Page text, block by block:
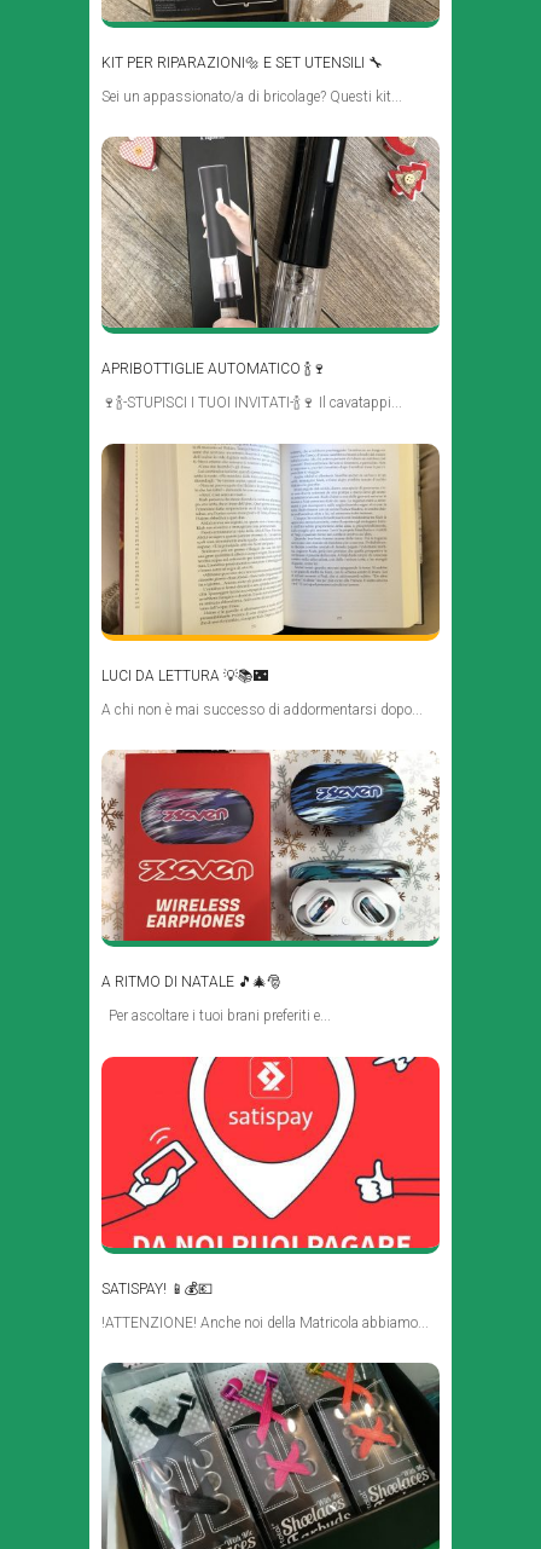
KIT PER RIPARAZIONI🔩 E SET UTENSILI 🔧
Sei un appassionato/a di bricolage? Questi kit...
APRIBOTTIGLIE AUTOMATICO 🍾🍷
🍷🍾-STUPISCI I TUOI INVITATI-🍾🍷 Il cavatappi...
LUCI DA LETTURA 💡📚🌃
A chi non è mai successo di addormentarsi dopo...
A RITMO DI NATALE 🎵🎄🎅
Per ascoltare i tuoi brani preferiti e...
SATISPAY! 📱💰💶
!ATTENZIONE! Anche noi della Matricola abbiamo...